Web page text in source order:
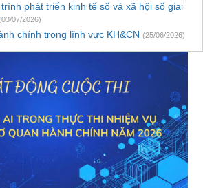
phát triển kinh tế số và xã hội số giai
07/2026)
chính trong lĩnh vực KH&CN (25/06/2026)